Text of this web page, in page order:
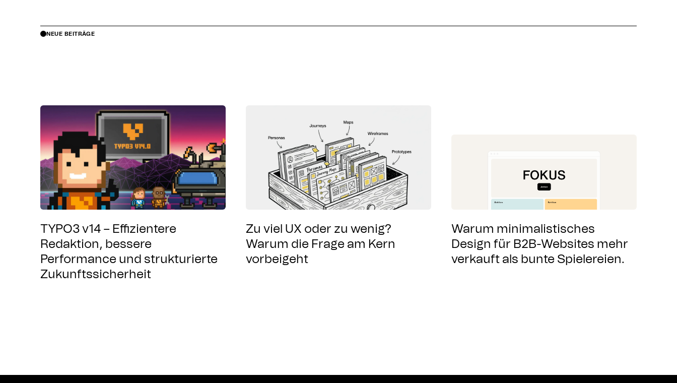
NEUE BEITRÄGE
TYPO3 v14 – Effizientere
Redaktion, bessere
Performance und strukturierte
Zukunftssicherheit
Zu viel UX oder zu wenig?
Warum die Frage am Kern
vorbeigeht
Warum minimalistisches
Design für B2B-Websites mehr
verkauft als bunte Spielereien.